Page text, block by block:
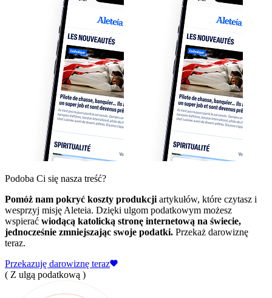
Podoba Ci się nasza treść?
Pomóż nam pokryć koszty produkcji artykułów, które czytasz i
wesprzyj misję Aleteia. Dzięki ulgom podatkowym możesz
wspierać wiodącą katolicką stronę internetową na świecie,
jednocześnie zmniejszając swoje podatki. Przekaż darowiznę
teraz.
Przekazuję darowiznę teraz
( Z ulgą podatkową )